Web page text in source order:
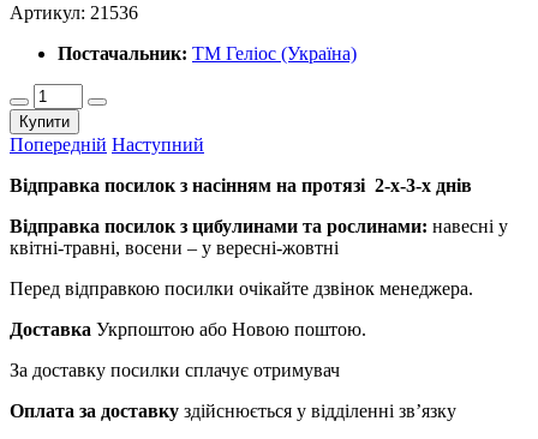
Артикул: 21536
Постачальник: ТМ Геліос (Україна)
Купити
Попередній Наступний
Відправка посилок з насінням на протязі 2-х-3-х днів
Відправка посилок з цибулинами та рослинами: навесні у
квітні-травні, восени – у вересні-жовтні
Перед відправкою посилки очікайте дзвінок менеджера.
Доставка Укрпоштою або Новою поштою.
За доставку посилки сплачує отримувач
Оплата за доставку здійснюється у відділенні зв’язку